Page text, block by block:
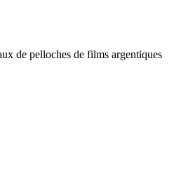
de pelloches de films argentiques